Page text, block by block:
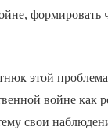
формировать
этой
войне как
свои